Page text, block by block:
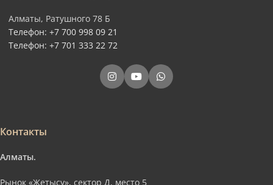
Алматы, Ратушного 78 Б
Телефон: +7 700 998 09 21
Телефон: +7 701 333 22 72
Контакты
Алматы.
Рынок «Жетысу», сектор Д, место 5